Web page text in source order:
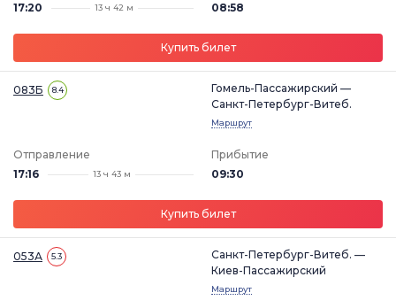
17:20
13 ч 42 м
08:58
Купить билет
083Б 8.4
Гомель-Пассажирский —
Санкт-Петербург-Витеб.
Маршрут
Отправление
17:16
13 ч 43 м
Прибытие
09:30
Купить билет
053А 5.3
Санкт-Петербург-Витеб. —
Киев-Пассажирский
Маршрут